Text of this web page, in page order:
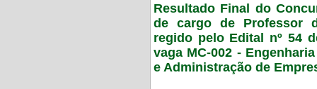
Resultado Final do
de cargo de Professor
regido pelo Edital nº 54
vaga MC-002 -
e Administração de